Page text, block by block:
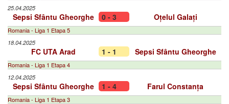
25.04.2025
Sepsi Sfântu Gheorghe 0 - 3 Oțelul Galați
Romania - Liga 1 Etapa 5
18.04.2025
FC UTA Arad 1 - 1 Sepsi Sfântu Gheorghe
Romania - Liga 1 Etapa 4
12.04.2025
Sepsi Sfântu Gheorghe 1 - 4 Farul Constanța
Romania - Liga 1 Etapa 3